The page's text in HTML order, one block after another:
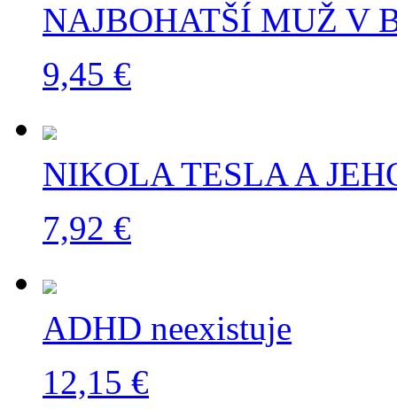
NAJBOHATŠÍ MUŽ V
9,45 €
NIKOLA TESLA A
7,92 €
ADHD neexistuje
12,15 €